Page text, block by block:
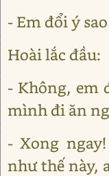
- Em đổi ý
Hoài lắc đầu:
- Không, em
mình đi ăn
- Xong
như thế này,